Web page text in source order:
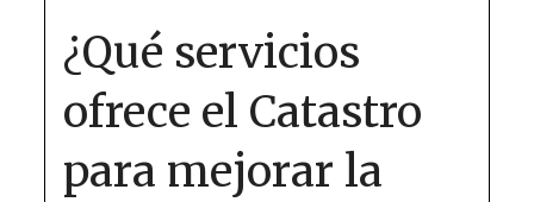
¿Qué servicios
ofrece el Catastro
para mejorar la